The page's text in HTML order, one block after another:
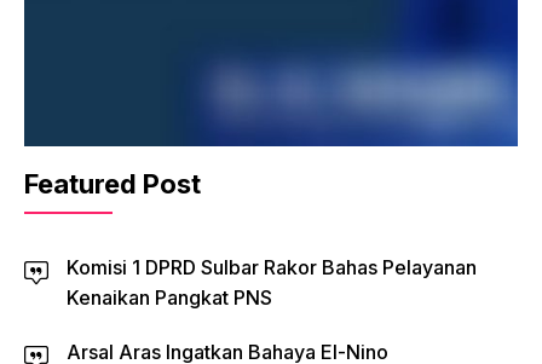
Featured Post
Komisi 1 DPRD Sulbar Rakor Bahas Pelayanan
Kenaikan Pangkat PNS
Arsal Aras Ingatkan Bahaya El-Nino